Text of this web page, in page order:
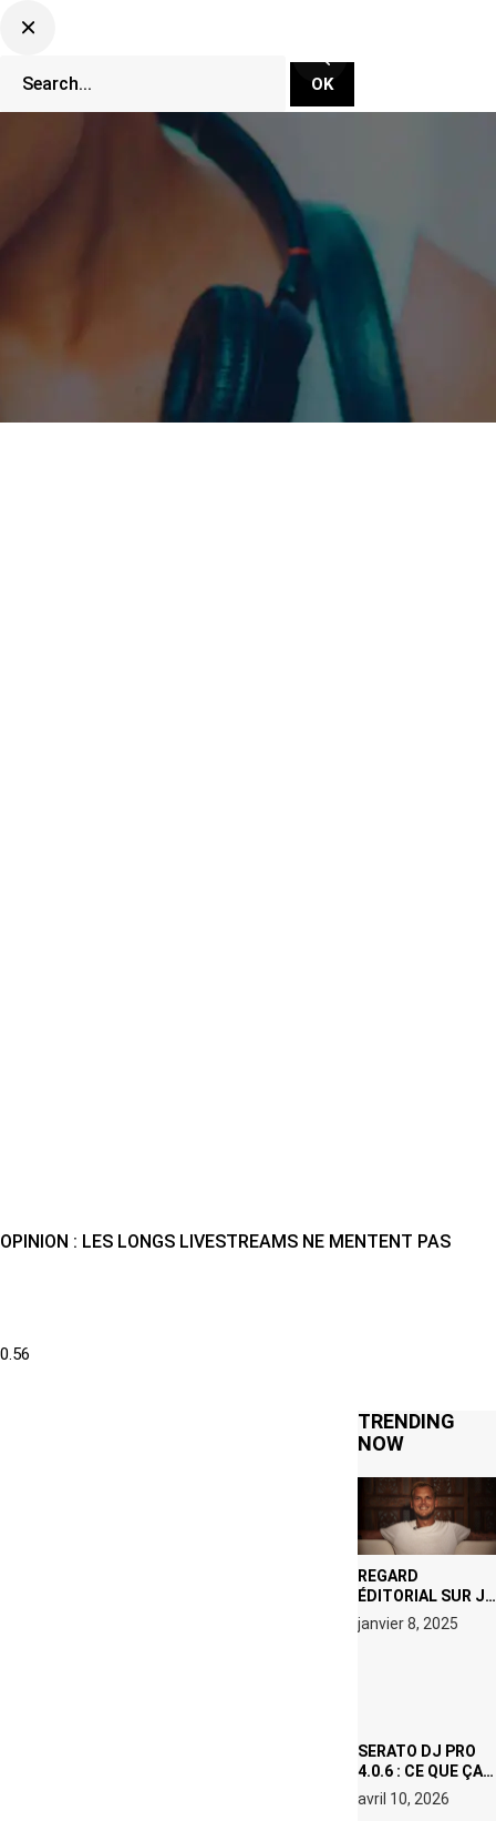
CLUBBING TV NETWORK
OPINION : LES LONGS LIVESTREAMS NE MENTENT PAS
TRENDING
NOW
REGARD
ÉDITORIAL SUR JE
M’APPELLE TIM
(NETFLIX) : AVICII,
janvier 8, 2025
SERATO DJ PRO
4.0.6 : CE QUE ÇA
CHANGE, MÊME SI
VOUS N’ÊTES NI
avril 10, 2026